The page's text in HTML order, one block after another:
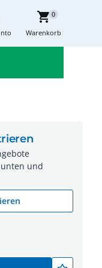
shopping_cart0
Warenkorb
und